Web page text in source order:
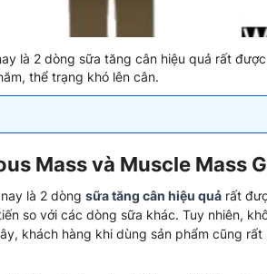
là 2 dòng sữa tăng cân hiệu quả rất
thể trạng khó lên cân.
Mass và Muscle Mass
là 2 dòng sữa tăng cân hiệu quả rất
so với các dòng sữa khác. Tuy nhiên,
khách hàng khi dùng sản phẩm cũng